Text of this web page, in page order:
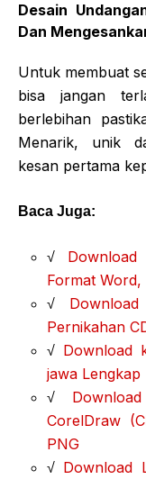
Desain
Dan
Untuk membuat
bisa jangan
berlebihan
Menarik, unik
kesan pertama
Baca Juga:
√
Format
√
Pernikahan
√ Download
jawa Lengkap
√
CorelDraw
PNG
√ Download